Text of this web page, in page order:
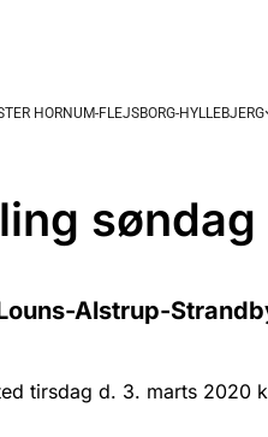
HORNUM-FLEJSBORG-HYLLEBJERG
Alstrup-
tirsdag d. 3. marts 2020